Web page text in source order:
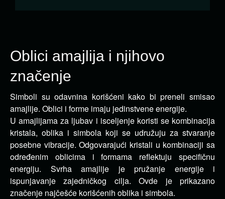
Oblici amajlija i njihovo
značenje
Simboli su odavnina korišćeni kako bi preneli smisao
amajlije. Oblici i forme imaju jedinstvene energije.
U amajlijama za ljubav i isceljenje koristi se kombinacija
kristala, oblika i simbola koji se udružuju za stvaranje
posebne vibracije. Odgovarajući kristali u kombinaciji sa
određenim oblicima i formama reflektuju specifičnu
energiju. Svrha amajlije je pružanje energije i
ispunjavanje zajedničkog cilja. Ovde je prikazano
značenje najčešće korišćenih oblika i simbola.